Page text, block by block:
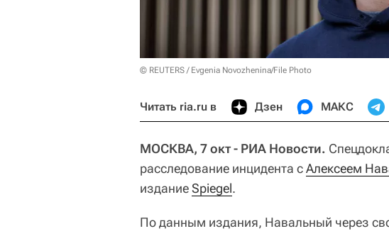
© REUTERS / Evgenia Novozhenina/File Photo
Читать ria.ru в Дзен МАКС
МОСКВА, 7 окт - РИА Новости.
расследование инцидента сАлексеем
изданиеSpiegel.
По данным издания, Навальный через